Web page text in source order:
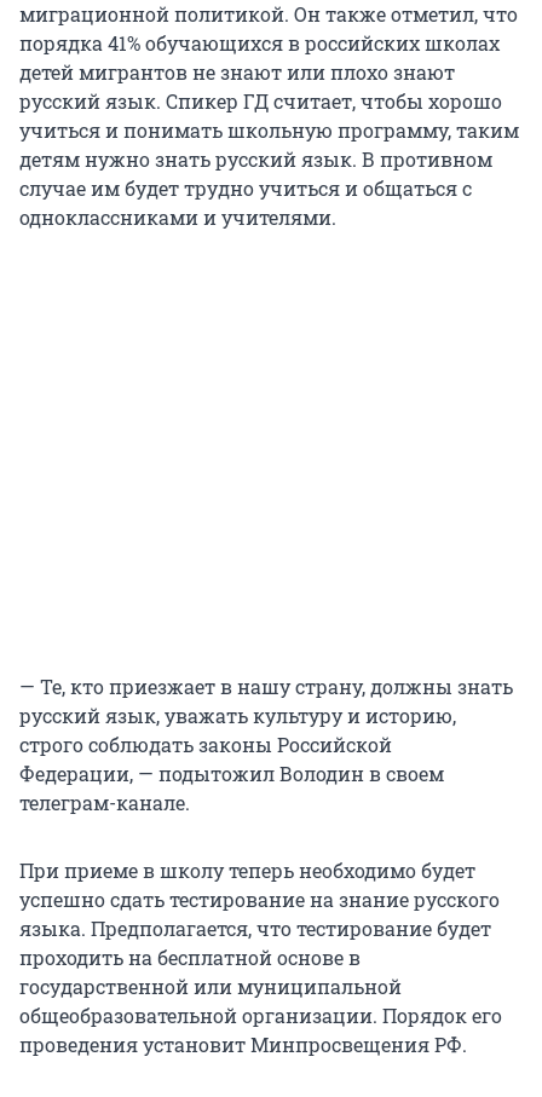
миграционной политикой. Он также отметил, что
порядка 41% обучающихся в российских школах
детей мигрантов не знают или плохо знают
русский язык. Спикер ГД считает, чтобы хорошо
учиться и понимать школьную программу, таким
детям нужно знать русский язык. В противном
случае им будет трудно учиться и общаться с
одноклассниками и учителями.
— Те, кто приезжает в нашу страну, должны знать
русский язык, уважать культуру и историю,
строго соблюдать законы Российской
Федерации, — подытожил Володин в своем
телеграм-канале.
При приеме в школу теперь необходимо будет
успешно сдать тестирование на знание русского
языка. Предполагается, что тестирование будет
проходить на бесплатной основе в
государственной или муниципальной
общеобразовательной организации. Порядок его
проведения установит Минпросвещения РФ.